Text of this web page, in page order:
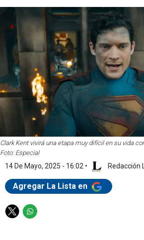
Clark Kent vivirá una etapa muy difícil en su vida
Foto: Especial
14 De Mayo, 2025 - 16:02 • Redacción
Agregar La Lista en
T
W